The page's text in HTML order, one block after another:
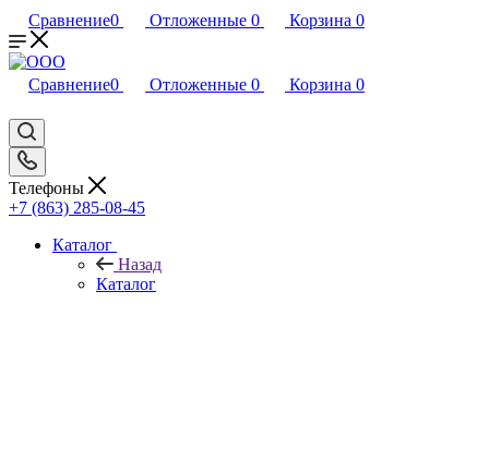
Сравнение0 Отложенные 0 Корзина 0
Сравнение0 Отложенные 0 Корзина 0
Телефоны
+7 (863) 285-08-45
Каталог
Назад
Каталог